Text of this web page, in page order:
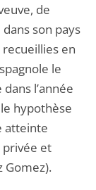
de
son pays
recueillies en
le
l’année
hypothèse
atteinte
privée et
Gomez).